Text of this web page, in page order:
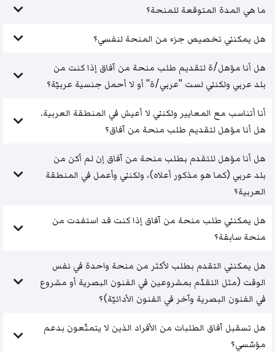
ما هي المدة المتوقعة للمنحة؟
هل يمكنني تخصيص جزء من المنحة لنفسي؟
هل أنا مؤهل/ة لتقديم طلب منحة من آفاق إذا كنت من
بلد عربي ولكنني لست "عربي/ة" أو لا أحمل جنسية عربيّة؟
أنا أتناسب مع المعايير ولكنني لا أعيش في المنطقة العربية.
هل أنا مؤهل لتقديم طلب منحة من آفاق؟
هل أنا مؤهل للتقدم بطلب منحة من آفاق إن لم أكن من
بلد عربي (كما هو مذكور أعلاه)، ولكنني وأعمل في المنطقة
العربية؟
هل يمكنني طلب منحة من آفاق إذا كنت قد استفدت من
منحة سابقة؟
هل يمكنني التقدم بطلب لأكثر من منحة واحدة في نفس
الوقت (مثل التقدّم بمشروعين في الفنون البصرية أو مشروع
في الفنون البصرية وآخر في الفنون الأدائيّة)؟
هل تسقبل آفاق الطلبات من الأفراد الذين لا يتمتّعون بدعم
مؤسّسي؟